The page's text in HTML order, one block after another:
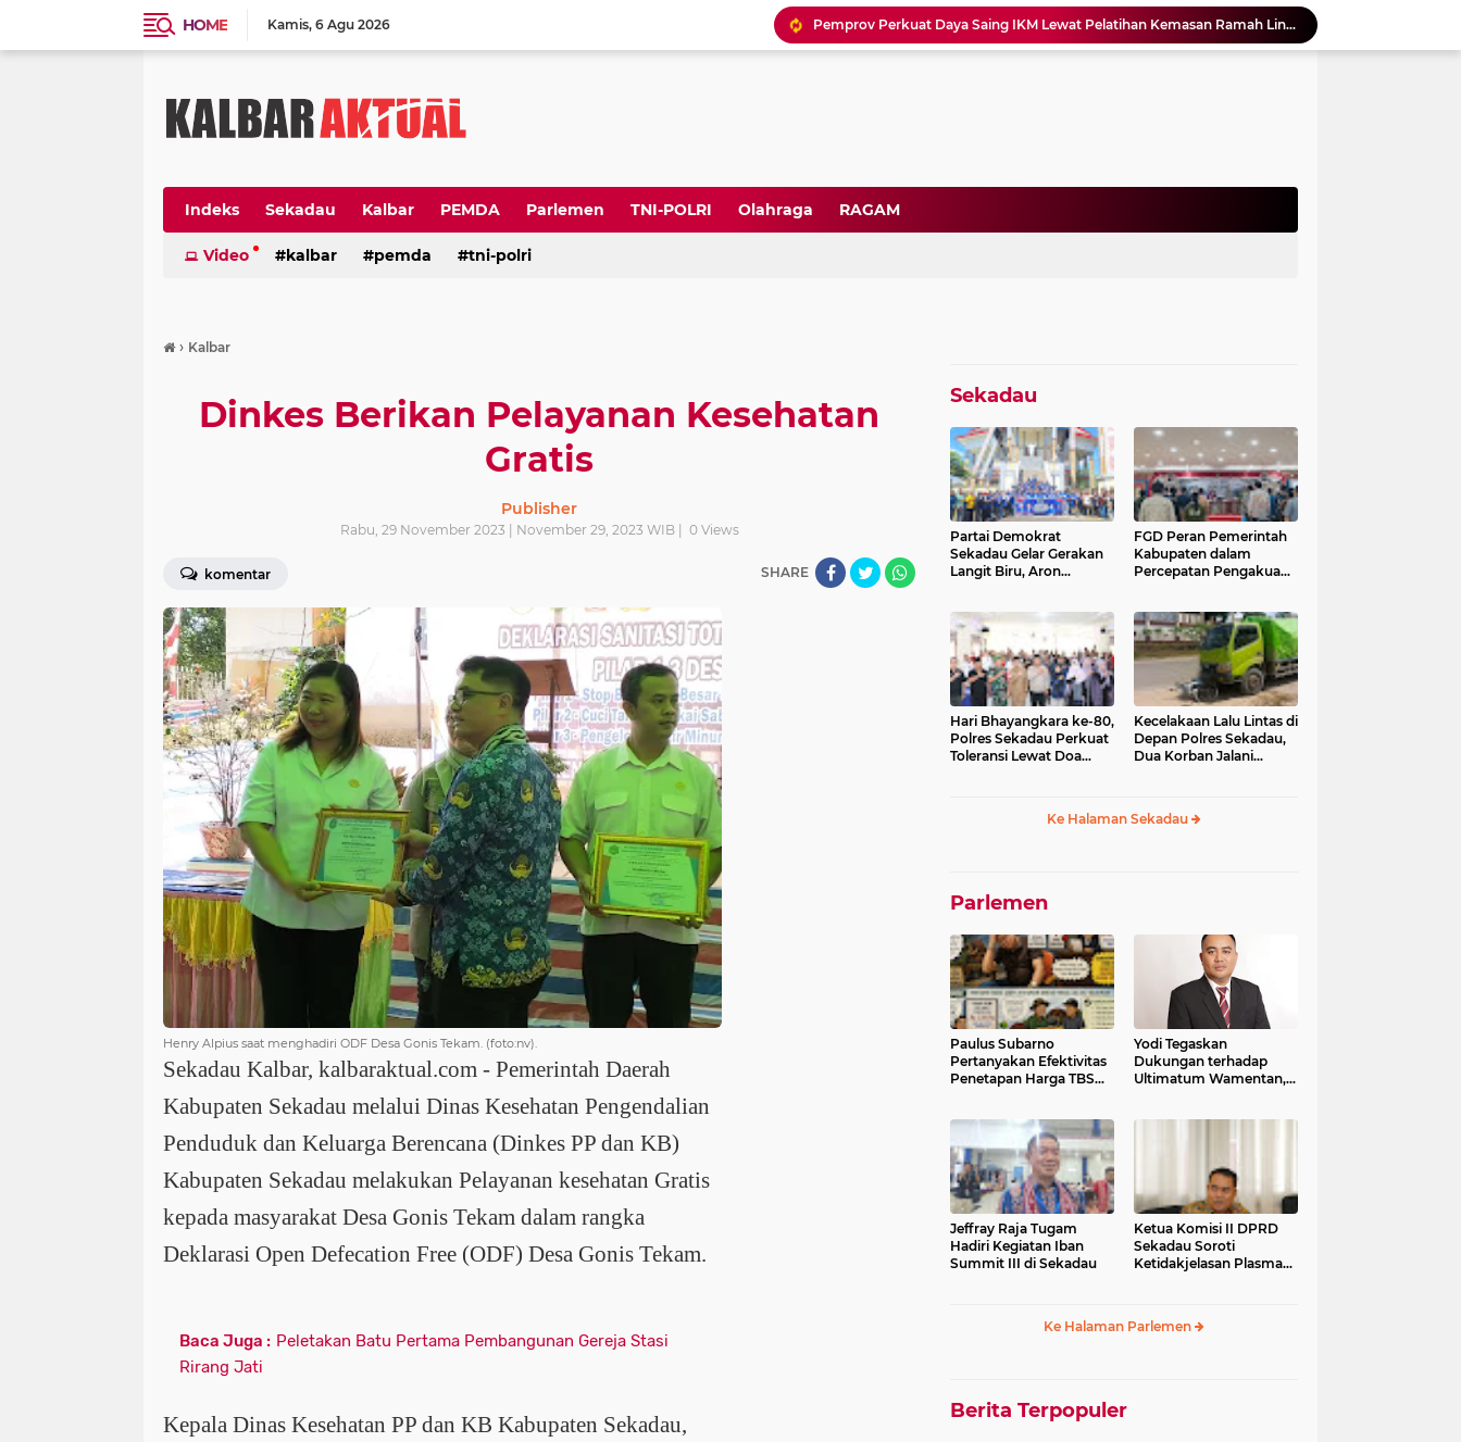
HOME Kamis 6 Agu 2026
Pemprov Perkuat Daya Saing IKM Lewat Pelatihan Kemasan Ramah Lingkungan
Peringatan Hari Anak Nasional, Sekprov Ajak Semua Pihak Perkuat Perlindungan Anak
Prajurit Yonif TP 833/BD Sabet Juara di Kejurprov Taekwondo Kalimantan Barat 2026
Indeks Sekadau Kalbar PEMDA Parlemen TNI-POLRI Olahraga RAGAM
Video kalbar pemda tni-polri
› Kalbar
Dinkes Berikan Pelayanan Kesehatan
Gratis
Publisher
Rabu, 29 November 2023 | November 29, 2023 WIB | 0Views
komentar SHARE
Henry Alpius saat menghadiri ODF Desa Gonis Tekam. (foto:nv).
Sekadau Kalbar, kalbaraktual.com - Pemerintah Daerah
Kabupaten Sekadau melalui Dinas Kesehatan Pengendalian
Penduduk dan Keluarga Berencana (Dinkes PP dan KB)
Kabupaten Sekadau melakukan Pelayanan kesehatan Gratis
kepada masyarakat Desa Gonis Tekam dalam rangka
Deklarasi Open Defecation Free (ODF) Desa Gonis Tekam.
Baca Juga : Peletakan Batu Pertama Pembangunan Gereja Stasi
Rirang Jati
Kepala Dinas Kesehatan PP dan KB Kabupaten Sekadau,
Sekadau
Partai Demokrat
Sekadau Gelar Gerakan
Langit Biru, Aron
FGD Peran Pemerintah
Kabupaten dalam
Percepatan Pengakuan
Hari Bhayangkara ke-80,
Polres Sekadau Perkuat
Toleransi Lewat Doa
Kecelakaan Lalu Lintas di
Depan Polres Sekadau,
Dua Korban Jalani
Ke Halaman Sekadau
Parlemen
Paulus Subarno
Pertanyakan Efektivitas
Penetapan Harga TBS
Yodi Tegaskan
Dukungan terhadap
Ultimatum Wamentan,
Jeffray Raja Tugam
Hadiri Kegiatan Iban
Summit III di Sekadau
Ketua Komisi II DPRD
Sekadau Soroti
Ketidakjelasan Plasma
Ke Halaman Parlemen
Berita Terpopuler